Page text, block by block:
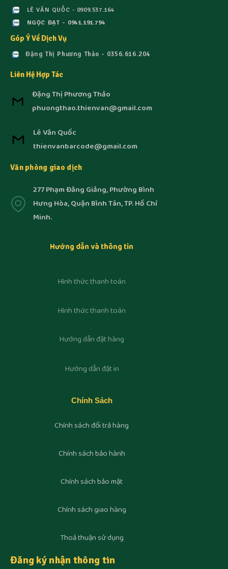
LÊ VĂN QUỐC - 0909.537.164
NGỌC ĐẠT - 0941.191.794
Góp Ý Về Dịch Vụ
Đặng Thị Phương Thảo - 0356.616.204
Liên Hệ Hợp Tác
Đặng Thị Phương Thảo
phuongthao.thienvan@gmail.com
Lê Văn Quốc
thienvanbarcode@gmail.com
Văn phòng giao dịch
277 Phạm Đăng Giảng, Phường Bình
Hưng Hòa, Quận Bình Tân, TP. Hồ Chí
Minh.
Hướng dẫn và thông tin
Hình thức thanh toán
Hình thức thanh toán
Hướng dẫn đặt hàng
Hướng dẫn đặt in
Chính Sách
Chính sách đổi trả hàng
Chính sách bảo hành
Chính sách bảo mật
Chính sách giao hàng
Thoả thuận sử dụng
Đăng ký nhận thông tin